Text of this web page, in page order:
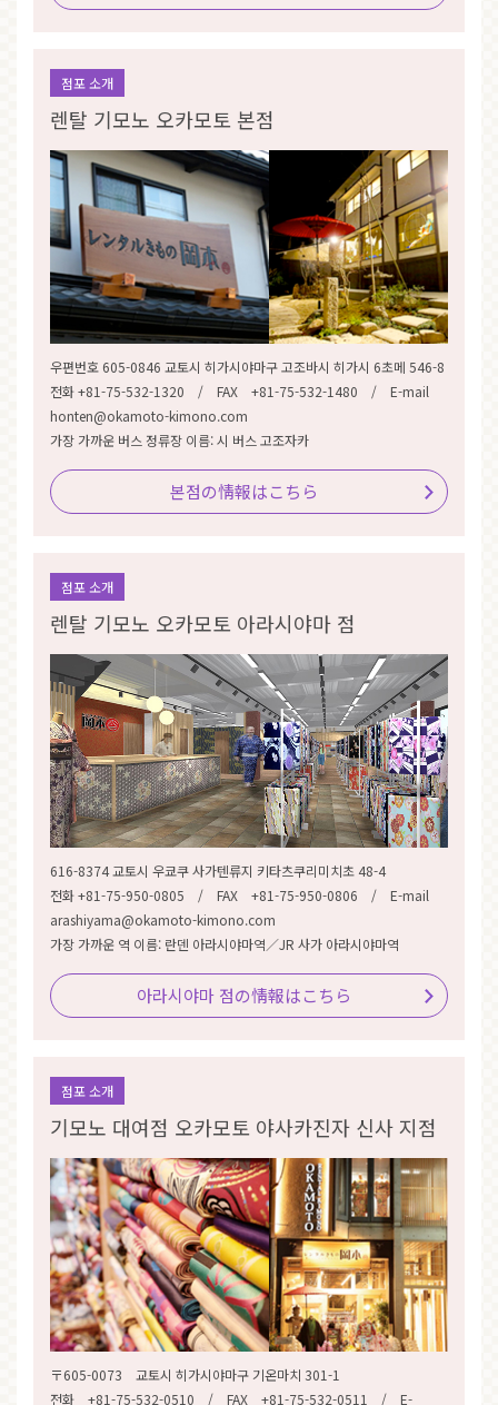
점포 소개
렌탈 기모노 오카모토 본점
우편번호 605-0846 교토시 히가시야마구 고조바시 히가시 6초메 546-8
전화 +81-75-532-1320 / FAX +81-75-532-1480 / E-mail
honten@okamoto-kimono.com
가장 가까운 버스 정류장 이름: 시 버스 고조자카
본점の情報はこちら
점포 소개
렌탈 기모노 오카모토 아라시야마 점
616-8374 교토시 우쿄쿠 사가텐류지 키타츠쿠리미치초 48-4
전화 +81-75-950-0805 / FAX +81-75-950-0806 / E-mail
arashiyama@okamoto-kimono.com
가장 가까운 역 이름: 란덴 아라시야마역／JR 사가 아라시야마역
아라시야마 점の情報はこちら
점포 소개
기모노 대여점 오카모토 야사카진자 신사 지점
〒605-0073 교토시 히가시야마구 기온마치 301-1
전화 +81-75-532-0510 / FAX +81-75-532-0511 / E-